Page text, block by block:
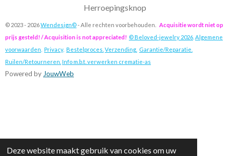
Deze website maakt gebruik van cookies om uw
Herroepingsknop
© 2023 - 2026Wendesign©- Alle rechten voorbehouden.
Acquisitie wordt niet op
prijs gesteld! / Acquisition is not appreciated! © Beloved-jewelry 2026 Algemene
voorwaarden Privacy. Bestelproces. Verzending. Garantie/Reparatie.
Ruilen/Retourneren. Info m.b.t. verwerken crematie-as
Powered by JouwWeb